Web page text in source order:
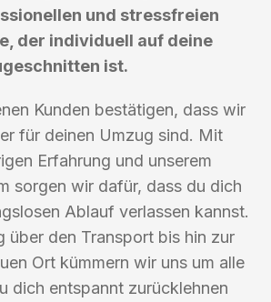
und stressfreien
der individuell auf deine
ist.
Kunden bestätigen, dass wir
für deinen Umzug sind. Mit
Erfahrung und unserem
sorgen wir dafür, dass du dich
Ablauf verlassen kannst.
über den Transport bis hin zur
Ort kümmern wir uns um alle
dich entspannt zurücklehnen